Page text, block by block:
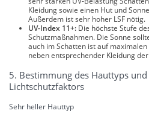
Kleidung sowie einen Hut und
Außerdem ist sehr hoher LSF nötig.
UV-Index 11+: Die höchste Stufe
Schutzmaßnahmen. Die Sonne
auch im Schatten ist auf
neben entsprechender Kleidung der
5. Bestimmung des Hauttyps und
Lichtschutzfaktors
Sehr heller Hauttyp